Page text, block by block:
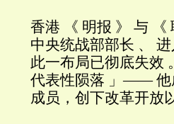
香港 《 明报 》 与
中央统战部部长 、
此一布局已彻底失效
代表性陨落 」—— 他
成员，创下改革开放